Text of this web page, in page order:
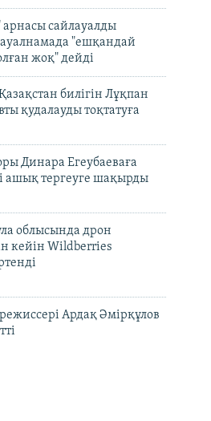
арнасы сайлауалды
"ешқандай
жоқ" дейді
билігін Лұқпан
қудалауды тоқтатуға
Динара Егеубаеваға
ашық тергеуге шақырды
облысында дрон
кейін Wildberries
Ардақ Әмірқұлов